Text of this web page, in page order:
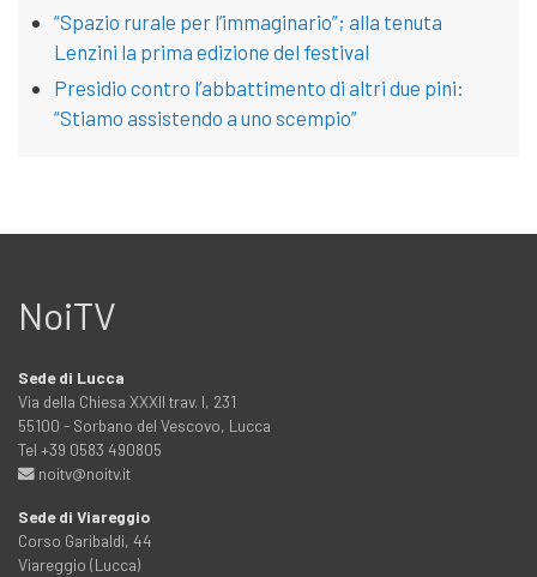
“Spazio rurale per l’immaginario”; alla tenuta
Lenzini la prima edizione del festival
Presidio contro l’abbattimento di altri due pini:
“Stiamo assistendo a uno scempio”
NoiTV
Sede di Lucca
Via della Chiesa XXXII trav. I, 231
55100 - Sorbano del Vescovo, Lucca
Tel +39 0583 490805
noitv@noitv.it
Sede di Viareggio
Corso Garibaldi, 44
Viareggio (Lucca)